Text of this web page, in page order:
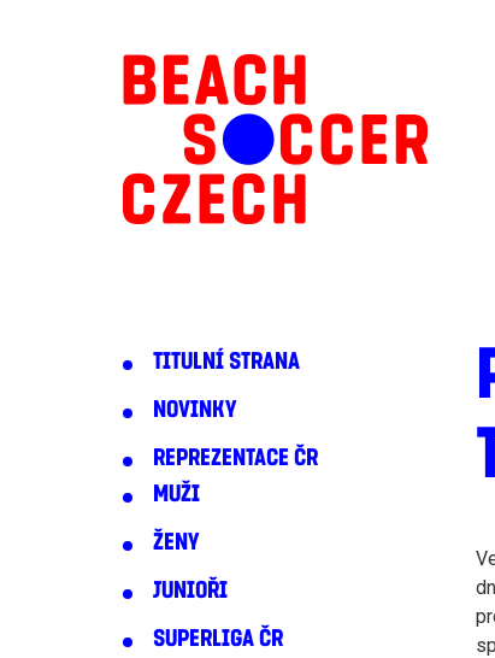
TITULNÍ STRANA
NOVINKY
REPREZENTACE ČR
MUŽI
ŽENY
JUNIOŘI
SUPERLIGA ČR